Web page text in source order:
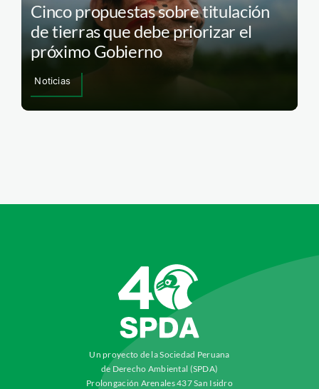
Cinco propuestas sobre titulación
de tierras que debe priorizar el
próximo Gobierno
Noticias
Un proyecto de la Sociedad Peruana
de Derecho Ambiental (SPDA)
Prolongación Arenales 437 San Isidro